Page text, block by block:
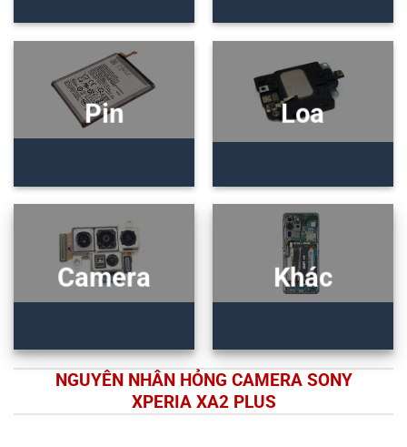
Pin Loa
Camera Khác
NGUYÊN NHÂN HỎNG CAMERA SONY
XPERIA XA2 PLUS